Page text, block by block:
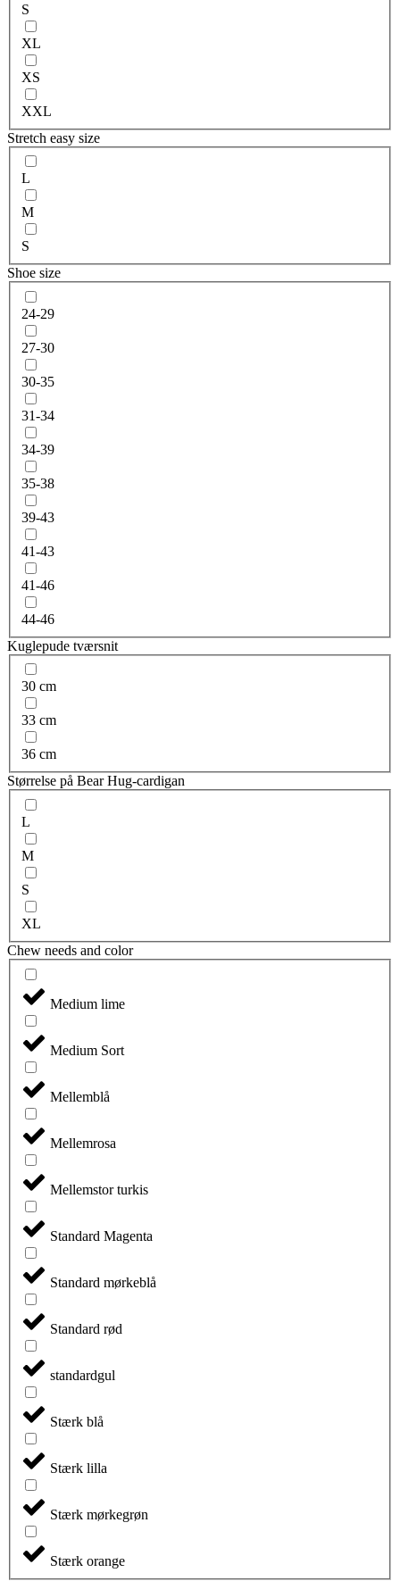
S
XL
XS
XXL
Stretch easy size
L
M
S
Shoe size
24-29
27-30
30-35
31-34
34-39
35-38
39-43
41-43
41-46
44-46
Kuglepude tværsnit
30 cm
33 cm
36 cm
Størrelse på Bear Hug-cardigan
L
M
S
XL
Chew needs and color
Medium lime
Medium Sort
Mellemblå
Mellemrosa
Mellemstor turkis
Standard Magenta
Standard mørkeblå
Standard rød
standardgul
Stærk blå
Stærk lilla
Stærk mørkegrøn
Stærk orange